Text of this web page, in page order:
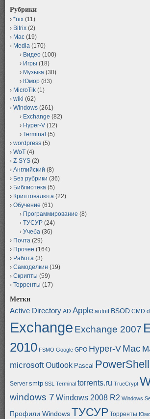
Рубрики
*nix (11)
Bitrix (2)
Mac (19)
Media (170)
Видео (100)
Игры (18)
Музыка (30)
Юмор (83)
MicroTik (1)
wiki (62)
Windows (261)
Exchange (82)
Hyper-V (12)
Terminal (5)
wordpress (5)
WoT (4)
Z-SYS (2)
Английский (8)
Без рубрики (36)
Библиотека (5)
Криптовалюта (22)
Обучение (61)
Программирование (8)
ТУСУР (24)
Учеба (36)
Почта (29)
Прочее (164)
Работа (3)
Самоделкин (19)
Скрипты (59)
Торренты (17)
Метки
Active Directory AD Apple autoit BSOD CMD
Exchange Exchange 2007
2010 FSMO Google GPO Hyper-V Mac
microsoftOutlook Pascal PowerShell
Server smtp SSL Terminal torrents.ru TrueCrypt
windows 7 Windows 2008 R2 Windows
Профили WindowsТУСУР Торренты